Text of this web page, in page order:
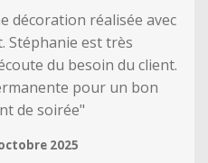
décoration réalisée avec
Stéphanie est très
du besoin du client.
pour un bon
de soirée"
2025